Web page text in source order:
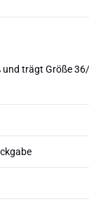
und trägt Größe